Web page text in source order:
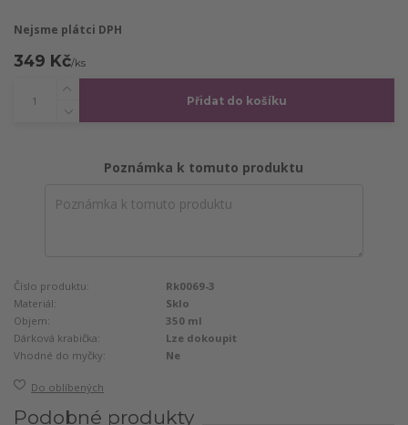
Nejsme plátci DPH
349 Kč/ks
Přidat do košíku
Poznámka k tomuto produktu
Číslo produktu:
Rk0069-3
Materiál:
Sklo
Objem:
350 ml
Dárková krabička:
Lze dokoupit
Vhodné do myčky:
Ne
Do oblíbených
Podobné produkty